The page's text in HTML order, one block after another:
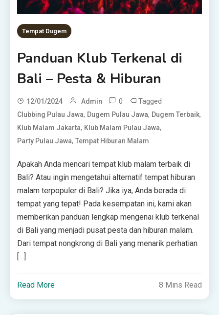
Tempat Dugem
Panduan Klub Terkenal di
Bali – Pesta & Hiburan
12/01/2024 Admin 0 Tagged
Clubbing Pulau Jawa, Dugem Pulau Jawa, Dugem Terbaik,
Klub Malam Jakarta, Klub Malam Pulau Jawa,
Party Pulau Jawa,Tempat Hiburan Malam
Apakah Anda mencari tempat klub malam terbaik di
Bali? Atau ingin mengetahui alternatif tempat hiburan
malam terpopuler di Bali? Jika iya, Anda berada di
tempat yang tepat! Pada kesempatan ini, kami akan
memberikan panduan lengkap mengenai klub terkenal
di Bali yang menjadi pusat pesta dan hiburan malam.
Dari tempat nongkrong di Bali yang menarik perhatian
[…]
Read More 8 Mins Read